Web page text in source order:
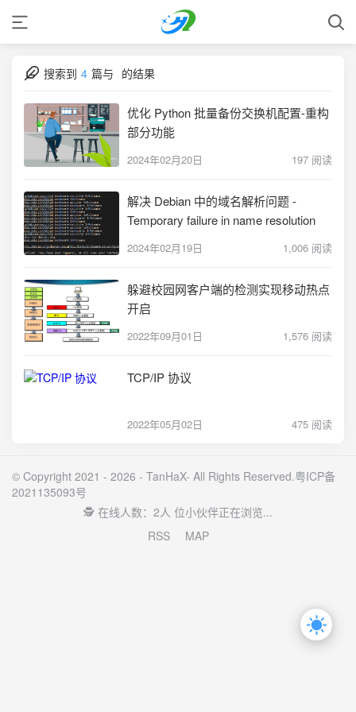
搜索到 4 篇与 的结果
优化 Python 批量备份交换机配置-重构
部分功能
2024年02月20日 197 阅读
解决 Debian 中的域名解析问题 -
Temporary failure in name resolution
2024年02月19日 1,006 阅读
躲避校园网客户端的检测实现移动热点
开启
2022年09月01日 1,576 阅读
TCP/IP 协议
2022年05月02日 475 阅读
© Copyright 2021 - 2026 - TanHaX- All Rights Reserved.粤ICP备
2021135093号
🕵️ 在线人数：2人 位小伙伴正在浏览...
RSS
MAP